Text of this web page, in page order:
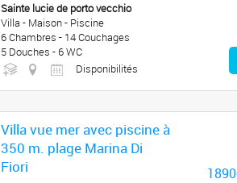
Sainte lucie de porto vecchio
Villa - Maison - Piscine
6 Chambres - 14 Couchages
5 Douches - 6 WC
Disponibilités
Villa vue mer avec piscine à
350 m. plage Marina Di
Fiori